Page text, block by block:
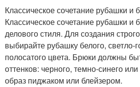
Классическое сочетание рубашки и
Классическое сочетание рубашки и
делового стиля. Для создания
выбирайте рубашку белого, светло-
полосатого цвета. Брюки должны
оттенков: черного, темно-синего
образ пиджаком или блейзером.